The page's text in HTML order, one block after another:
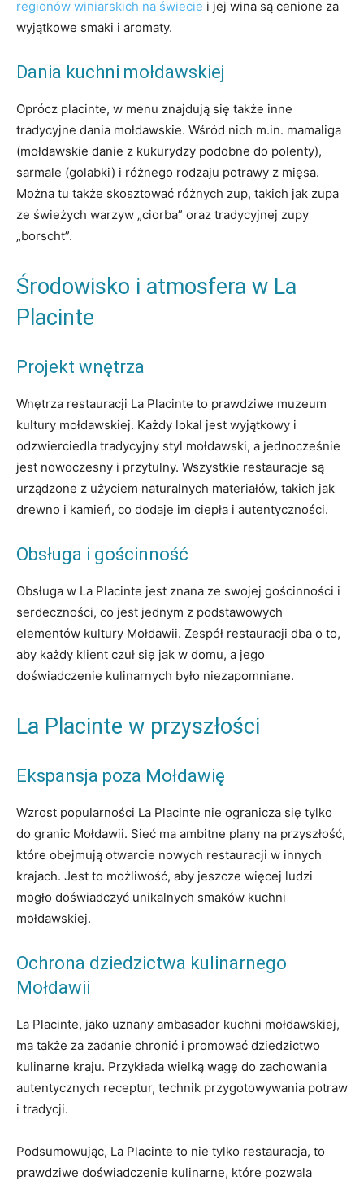
regionów winiarskich na świecie i jej wina są cenione za
wyjątkowe smaki i aromaty.
Dania kuchni mołdawskiej
Oprócz placinte, w menu znajdują się także inne
tradycyjne dania mołdawskie. Wśród nich m.in. mamaliga
(mołdawskie danie z kukurydzy podobne do polenty),
sarmale (golabki) i różnego rodzaju potrawy z mięsa.
Można tu także skosztować różnych zup, takich jak zupa
ze świeżych warzyw „ciorba” oraz tradycyjnej zupy
„borscht”.
Środowisko i atmosfera w La
Placinte
Projekt wnętrza
Wnętrza restauracji La Placinte to prawdziwe muzeum
kultury mołdawskiej. Każdy lokal jest wyjątkowy i
odzwierciedla tradycyjny styl mołdawski, a jednocześnie
jest nowoczesny i przytulny. Wszystkie restauracje są
urządzone z użyciem naturalnych materiałów, takich jak
drewno i kamień, co dodaje im ciepła i autentyczności.
Obsługa i gościnność
Obsługa w La Placinte jest znana ze swojej gościnności i
serdeczności, co jest jednym z podstawowych
elementów kultury Mołdawii. Zespół restauracji dba o to,
aby każdy klient czuł się jak w domu, a jego
doświadczenie kulinarnych było niezapomniane.
La Placinte w przyszłości
Ekspansja poza Mołdawię
Wzrost popularności La Placinte nie ogranicza się tylko
do granic Mołdawii. Sieć ma ambitne plany na przyszłość,
które obejmują otwarcie nowych restauracji w innych
krajach. Jest to możliwość, aby jeszcze więcej ludzi
mogło doświadczyć unikalnych smaków kuchni
mołdawskiej.
Ochrona dziedzictwa kulinarnego
Mołdawii
La Placinte, jako uznany ambasador kuchni mołdawskiej,
ma także za zadanie chronić i promować dziedzictwo
kulinarne kraju. Przykłada wielką wagę do zachowania
autentycznych receptur, technik przygotowywania potraw
i tradycji.
Podsumowując, La Placinte to nie tylko restauracja, to
prawdziwe doświadczenie kulinarne, które pozwala